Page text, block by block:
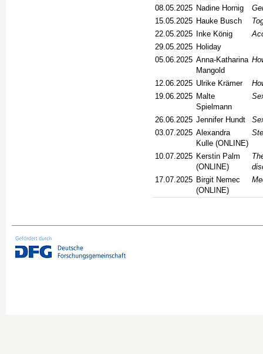
08.05.2025 Nadine Hornig
15.05.2025 Hauke Busch
22.05.2025
Inke König
29.05.2025 Holiday
05.06.2025 Anna-Katharina
Mangold
12.06.2025 Ulrike Krämer
19.06.2025 Malte
Spielmann
26.06.2025 Jennifer Hundt
03.07.2025 Alexandra
Kulle (ONLINE)
10.07.2025 Kerstin Palm
(ONLINE)
17.07.2025 Birgit Nemec
(ONLINE)